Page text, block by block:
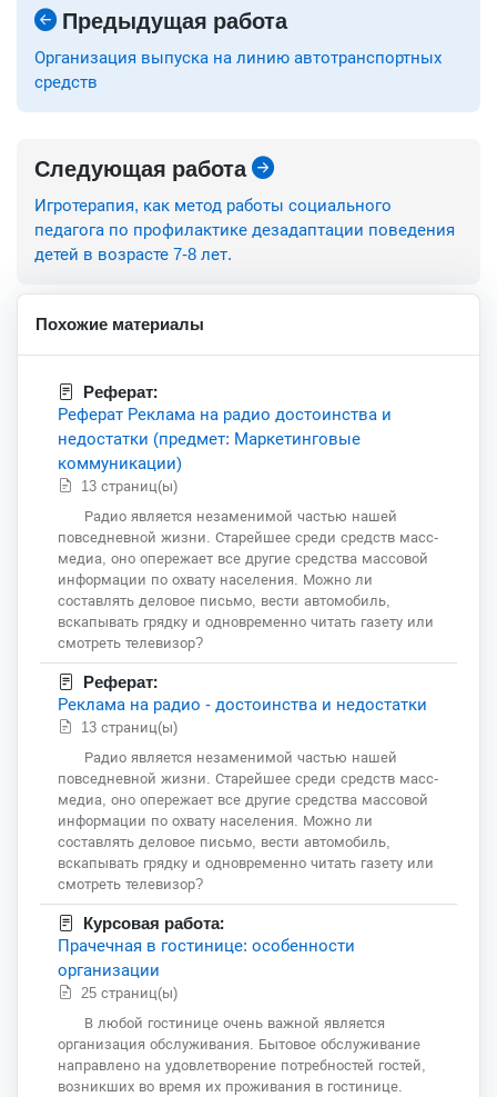
Предыдущая работа
Организация выпуска на линию автотранспортных
средств
Следующая работа
Игротерапия, как метод работы социального
педагога по профилактике дезадаптации поведения
детей в возрасте 7-8 лет.
Похожие материалы
Реферат:
Реферат Реклама на радио достоинства и
недостатки (предмет: Маркетинговые
коммуникации)
13 страниц(ы)
Радио является незаменимой частью нашей
повседневной жизни. Старейшее среди средств масс-
медиа, оно опережает все другие средства массовой
информации по охвату населения. Можно ли
составлять деловое письмо, вести автомобиль,
вскапывать грядку и одновременно читать газету или
смотреть телевизор?
Реферат:
Реклама на радио - достоинства и недостатки
13 страниц(ы)
Радио является незаменимой частью нашей
повседневной жизни. Старейшее среди средств масс-
медиа, оно опережает все другие средства массовой
информации по охвату населения. Можно ли
составлять деловое письмо, вести автомобиль,
вскапывать грядку и одновременно читать газету или
смотреть телевизор?
Курсовая работа:
Прачечная в гостинице: особенности
организации
25 страниц(ы)
В любой гостинице очень важной является
организация обслуживания. Бытовое обслуживание
направлено на удовлетворение потребностей гостей,
возникших во время их проживания в гостинице.